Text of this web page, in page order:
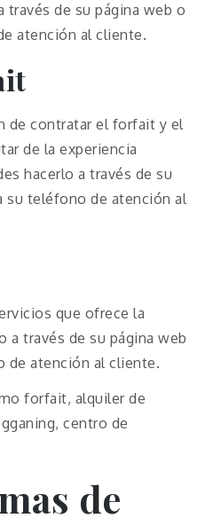
través de su página web o
atención al cliente.
de contratar el forfait y el
de la experiencia
hacerlo a través de su
su teléfono de atención al
que ofrece la
a través de su página web
de atención al cliente.
forfait, alquiler de
centro de
de